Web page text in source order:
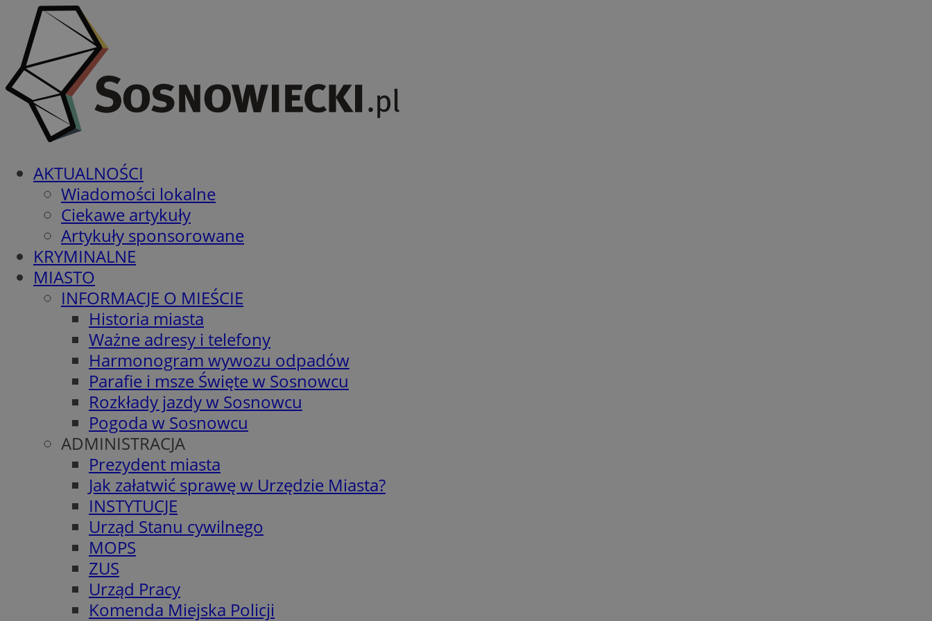
AKTUALNOŚCI
Wiadomości lokalne
Ciekawe artykuły
Artykuły sponsorowane
KRYMINALNE
MIASTO
INFORMACJE O MIEŚCIE
Historia miasta
Ważne adresy i telefony
Harmonogram wywozu odpadów
Parafie i msze Święte w Sosnowcu
Rozkłady jazdy w Sosnowcu
Pogoda w Sosnowcu
ADMINISTRACJA
Prezydent miasta
Jak załatwić sprawę w Urzędzie Miasta?
INSTYTUCJE
Urząd Stanu cywilnego
MOPS
ZUS
Urząd Pracy
Komenda Miejska Policji